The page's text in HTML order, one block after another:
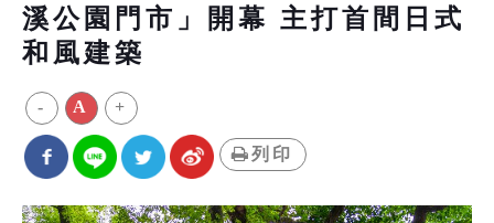
溪公園門市」開幕 主打首間日式
和風建築
- A +
列印